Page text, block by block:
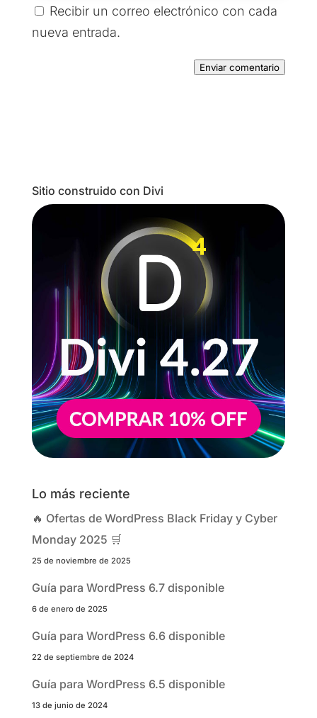
Recibir un correo electrónico con cada
nueva entrada.
Enviar comentario
Sitio construido con Divi
Lo más reciente
🔥 Ofertas de WordPress Black Friday y Cyber
Monday 2025 🛒
25 de noviembre de 2025
Guía para WordPress 6.7 disponible
6 de enero de 2025
Guía para WordPress 6.6 disponible
22 de septiembre de 2024
Guía para WordPress 6.5 disponible
13 de junio de 2024